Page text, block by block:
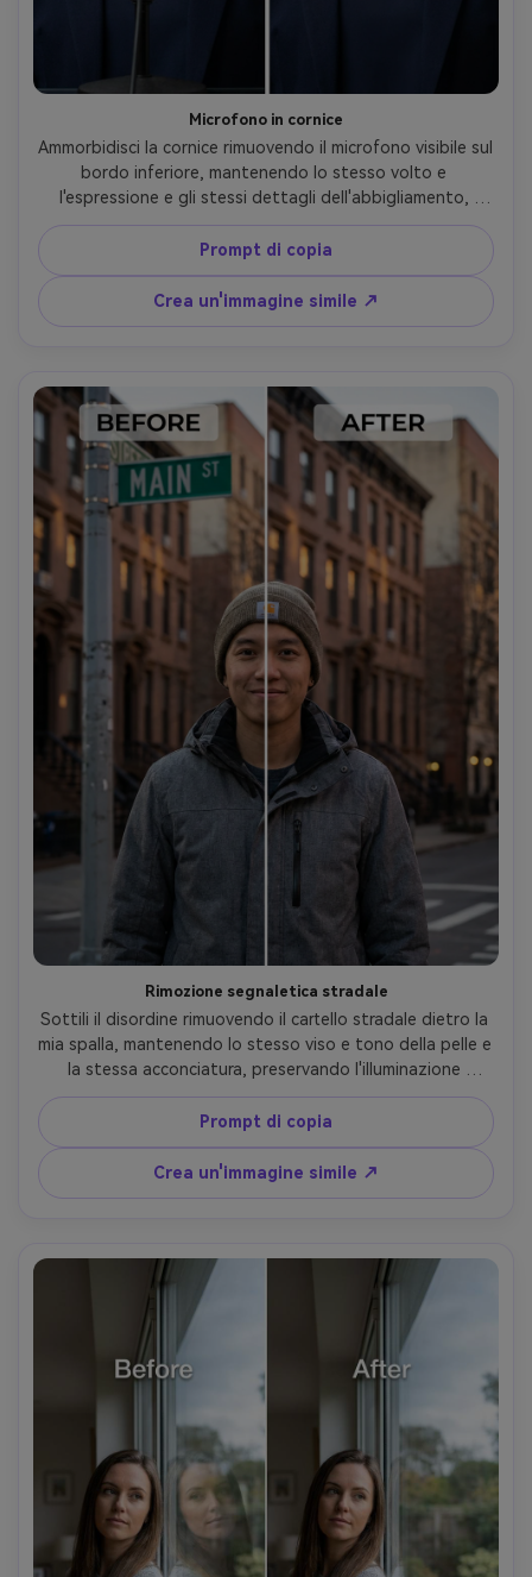
Microfono in cornice
Ammorbidisci la cornice rimuovendo il microfono visibile sul
bordo inferiore, mantenendo lo stesso volto e
l'espressione e gli stessi dettagli dell'abbigliamento,
preservando la nitidezza dei bordi, l'illuminazione e la
trama dello sfondo in modo che sembri che non ci sia mai
stato-AR 4:5
Prompt di copia
Crea un'immagine simile ↗
Rimozione segnaletica stradale
Sottili il disordine rimuovendo il cartello stradale dietro la
mia spalla, mantenendo lo stesso viso e tono della pelle e
la stessa acconciatura, preservando l'illuminazione
originale e le linee di costruzione di sfondo in modo che
nulla si piega o si scioglie-AR 4:5
Prompt di copia
Crea un'immagine simile ↗